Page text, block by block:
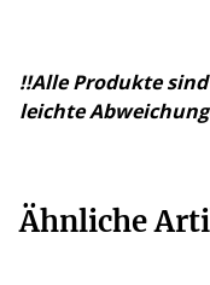
!!Alle Produkte
leichte
Ähnliche